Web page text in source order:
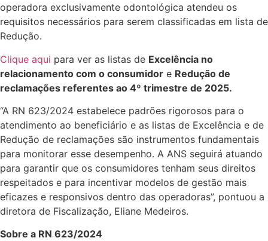
operadora exclusivamente odontológica atendeu os
requisitos necessários para serem classificadas em lista de
Redução.
Clique aqui para ver as listas de Excelência no
relacionamento com o consumidor e Redução de
reclamações referentes ao 4º trimestre de 2025.
“A RN 623/2024 estabelece padrões rigorosos para o
atendimento ao beneficiário e as listas de Excelência e de
Redução de reclamações são instrumentos fundamentais
para monitorar esse desempenho. A ANS seguirá atuando
para garantir que os consumidores tenham seus direitos
respeitados e para incentivar modelos de gestão mais
eficazes e responsivos dentro das operadoras”, pontuou a
diretora de Fiscalização, Eliane Medeiros.
Sobre a RN 623/2024